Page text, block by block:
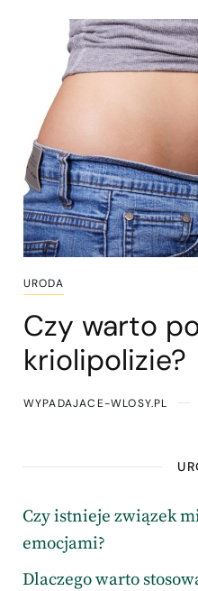
URODA
Czy warto
kriolipolizie?
WYPADAJACE-WLOSY.PL
Czy istnieje związek
emocjami?
Dlaczego warto